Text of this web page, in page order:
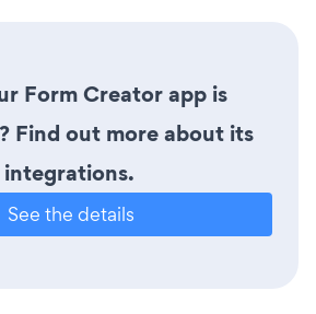
Form Creator app is
Find out more about its
See the details